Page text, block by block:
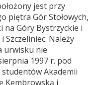
jest przy
piętra Gór Stołowych,
na Góry Bystrzyckie i
Szczeliniec. Należy
urwisku nie
1997 r. pod
Akademii
Kembrowską i